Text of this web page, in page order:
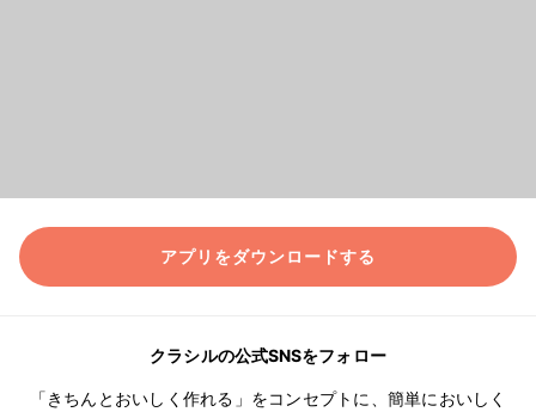
アプリをダウンロードする
クラシルの公式SNSをフォロー
「きちんとおいしく作れる」をコンセプトに、簡単においしく